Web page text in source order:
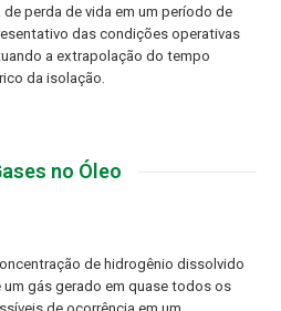
perda de vida em um período de
das condições operativas
a extrapolação do tempo
da isolação.
no Óleo
de hidrogênio dissolvido
gás gerado em quase todos os